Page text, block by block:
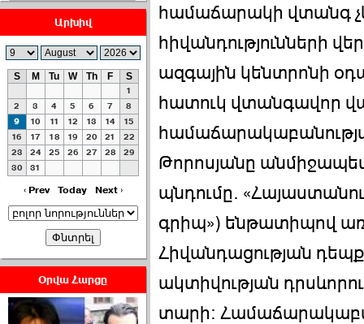
ՀԱՅԱՊԱՀՊԱՆՈՒԹԻՒՆ՝
ՀԱՒԱՏՔԻ ԵՒ
ԿՐԹՈՒԹԵԱՆ
ՃԱՆԱՊԱՐՀՈՎ ›››
2026-07-06 06:50:00
Ամենաշատը էսօրվանից
էի վախենում.Նիկոլայ
Արխիվ
S M Tu W Th F S
1
2
3 4 5 6 7
8
9
10 11 12 13 14
15
16
17 18 19 20 21
22
23
24 25 26 27 28
29
30
31
‹ Prev Today Next ›
Օրվա Հարցը
համաճարակի վտանգ
հիվանդությունների
ազգային կենտրոնի
հատուկ վտանգավոր
Թորոսյանը
պնդումը.
գրիպ») ենթատիպով
Հիվանդացության
ակտիվության
տարի։